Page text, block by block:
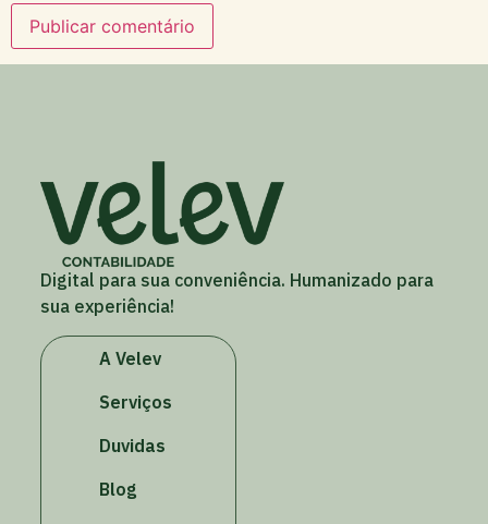
Digital para sua conveniência. Humanizado para
sua experiência!
A Velev
Serviços
Duvidas
Blog